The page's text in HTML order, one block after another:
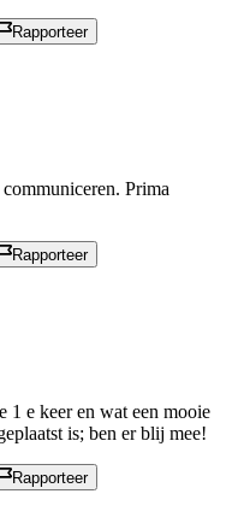
Rapporteer
Prima
Rapporteer
1 e keer en wat een mooie
is; ben er blij mee!
Rapporteer